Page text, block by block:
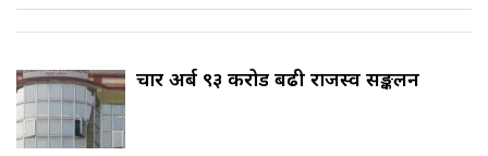
चार अर्ब ९३ करोड बढी राजस्व सङ्कलन